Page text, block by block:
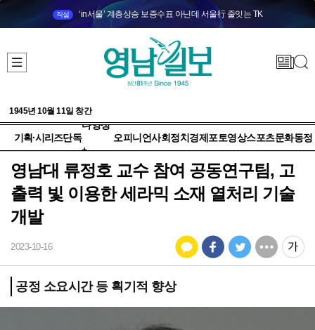
직설 ‘in서울’ 계층상승 보증수표 아닌데 서울行 줄잇는 TK
1945년 10월 11일 창간
기획·시리즈단독
다양성
+
오피니언사회정치 경제 포토영상스포츠문화동정
영남대 류정호 교수 참여 공동연구팀, 고
출력 빛 이용한 세라믹 소재 열처리 기술
개발
2023-10-16
공정 소요시간 등 획기적 향상